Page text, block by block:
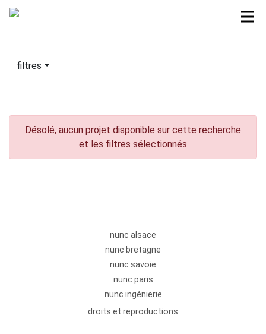
filtres
Désolé, aucun projet disponible sur cette recherche
et les filtres sélectionnés
nunc alsace
nunc bretagne
nunc savoie
nunc paris
nunc ingénierie
droits et reproductions